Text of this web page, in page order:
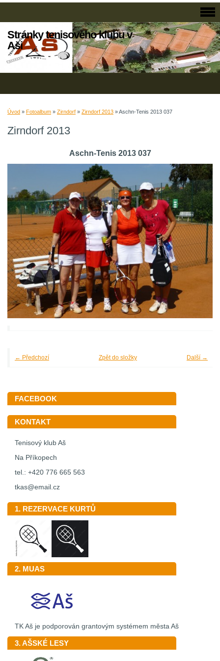
Stránky tenisového klubu v
Aši
Úvod » Fotoalbum » Zirndorf » Zirndorf 2013 »Aschn-Tenis 2013 037
Zirndorf 2013
Aschn-Tenis 2013 037
← Předchozí Další →
Zpět do složky
FACEBOOK
KONTAKT
Tenisový klub Aš
Na Příkopech
tel.: +420 776 665 563
tkas@email.cz
1. REZERVACE KURTŮ
2. MUAS
TK Aš je podporován grantovým systémem města Aš
3. AŠSKÉ LESY